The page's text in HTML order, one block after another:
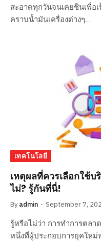
สะอาดทุกวันจนเคยชินเพื่อ
คราบน้ำมันเครื่องต่างๆ…
เทคโนโลยี
เหตุผลที่ควรเลือกใช้บ
ไม่? รู้กันที่นี่!
By admin September 7,
รู้หรือไม่ว่า การทำการตล
หนึ่งที่ผู้ประกอบการยุคใหม่